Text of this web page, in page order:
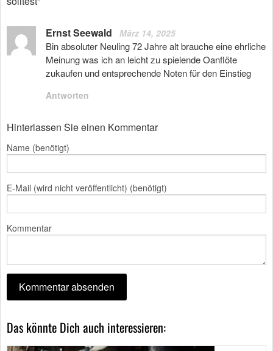
Ernst Seewald März 14, 2025
Bin absoluter Neuling 72 Jahre alt brauche eine ehrliche
Meinung was ich an leicht zu spielende Oanflöte
zukaufen und entsprechende Noten für den Einstieg
Antworten
Hinterlassen Sie einen Kommentar
Name (benötigt)
E-Mail (wird nicht veröffentlicht) (benötigt)
Kommentar
Das könnte Dich auch interessieren: